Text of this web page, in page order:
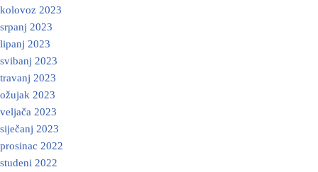
kolovoz 2023
srpanj 2023
lipanj 2023
svibanj 2023
travanj 2023
ožujak 2023
veljača 2023
siječanj 2023
prosinac 2022
studeni 2022